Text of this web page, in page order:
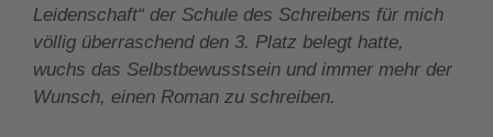
Leidenschaft“ der Schule des Schreibens für mich
völlig überraschend den 3. Platz belegt hatte,
wuchs das Selbstbewusstsein und immer mehr der
Wunsch, einen Roman zu schreiben.